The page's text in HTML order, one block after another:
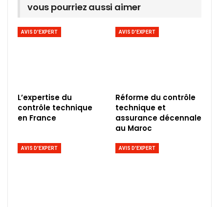
vous pourriez aussi aimer
AVIS D'EXPERT
L’expertise du
contrôle technique
en France
AVIS D'EXPERT
Réforme du contrôle
technique et
assurance décennale
au Maroc
AVIS D'EXPERT AVIS D'EXPERT